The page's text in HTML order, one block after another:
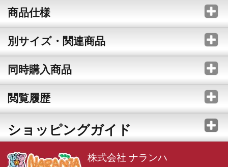
商品仕様
別サイズ・関連商品
同時購入商品
閲覧履歴
ショッピングガイド
株式会社 ナランハ